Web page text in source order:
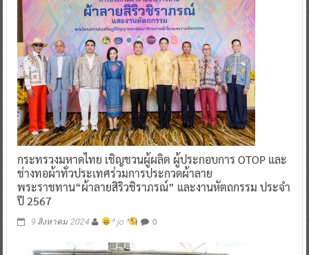
กระทรวงมหาดไทย เชิญชวนผู้ผลิต ผู้ประกอบการ OTOP และ
ช่างทอผ้าทั่วประเทศร่วมการประกวดผ้าลาย
พระราชทาน“ผ้าลายสิริวชิราภรณ์” และงานหัตถกรรม ประจำ
ปี 2567
9 สิงหาคม 2024 ^ jo ^ 0